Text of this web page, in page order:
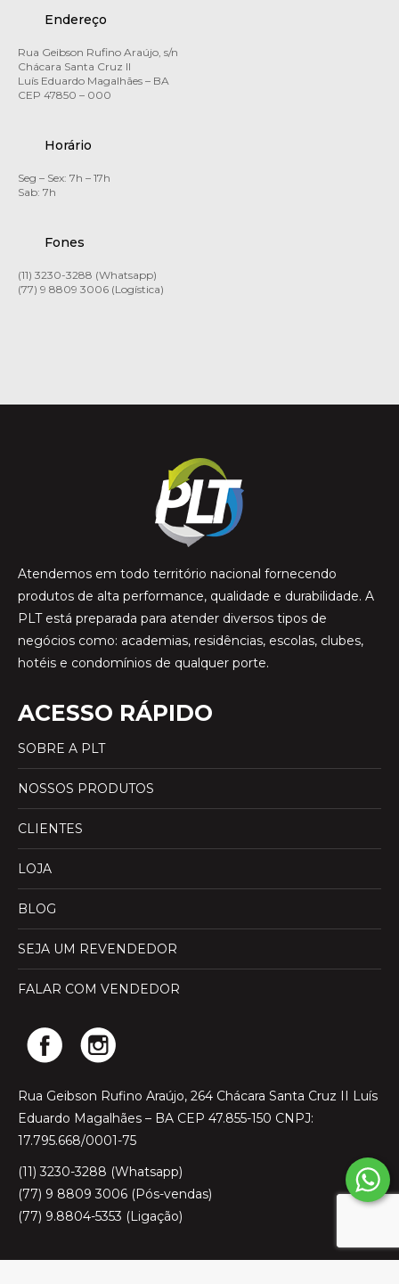
Endereço
Rua Geibson Rufino Araújo, s/n
Chácara Santa Cruz II
Luís Eduardo Magalhães – BA
CEP 47850 – 000
Horário
Seg – Sex: 7h – 17h
Sab: 7h
Fones
(11) 3230-3288 (Whatsapp)
(77) 9 8809 3006 (Logística)
Atendemos em todo território nacional fornecendo
produtos de alta performance, qualidade e durabilidade. A
PLT está preparada para atender diversos tipos de
negócios como: academias, residências, escolas, clubes,
hotéis e condomínios de qualquer porte.
ACESSO RÁPIDO
SOBRE A PLT
NOSSOS PRODUTOS
CLIENTES
LOJA
BLOG
SEJA UM REVENDEDOR
FALAR COM VENDEDOR
Rua Geibson Rufino Araújo, 264 Chácara Santa Cruz II Luís
Eduardo Magalhães – BA CEP 47.855-150 CNPJ:
17.795.668/0001-75
(11) 3230-3288 (Whatsapp)
(77) 9 8809 3006 (Pós-vendas)
(77) 9.8804-5353 (Ligação)